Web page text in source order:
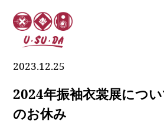
2023.12.25
2024年振袖衣裳展につ
のお休み